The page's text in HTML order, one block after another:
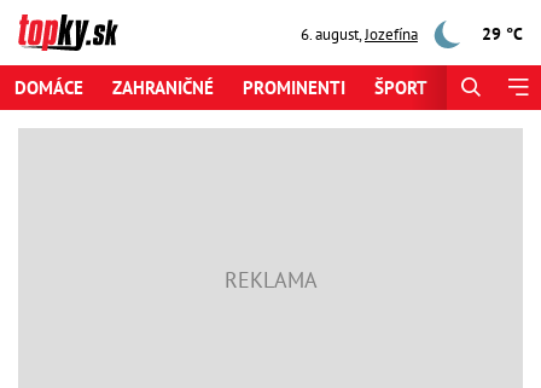
6. august,Jozefína 29 °C
DOMÁCE ZAHRANIČNÉ PROMINENTI ŠPORT